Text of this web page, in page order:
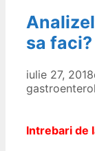
sa faci?
iulie 27, 2018
Intrebari de